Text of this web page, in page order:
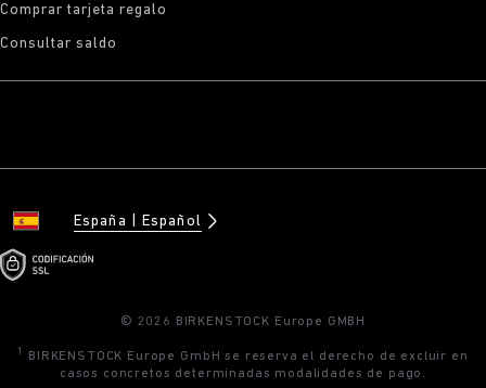
Comprar tarjeta regalo
Consultar saldo
España Español
© 2026 BIRKENSTOCK Europe GMBH
1
BIRKENSTOCK Europe GmbH se reserva el derecho de excluir en
casos concretos determinadas modalidades de pago.